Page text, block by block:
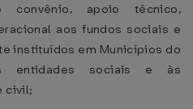
apoio técnico,
aos fundos sociais e
instituídos em Municípios do
entidades sociais e às
civil;